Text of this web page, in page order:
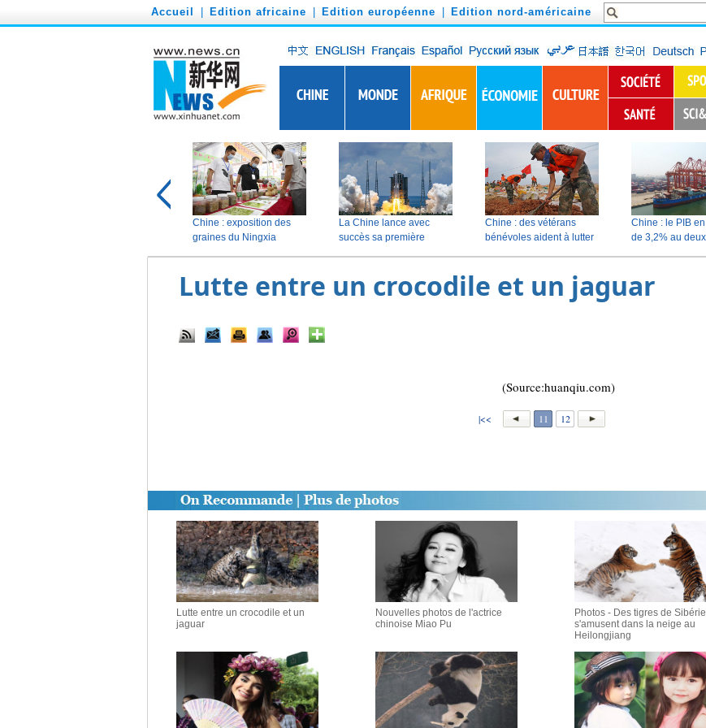
Accueil Edition africaine Edition européenne Edition nord-américaine
Lutte entre un crocodile et un jaguar
(Source:huanqiu.com)
|<< 11 12
Lutte entre un crocodile et un
jaguar
Nouvelles photos de l'actrice
chinoise Miao Pu
Photos - Des tigres de Sibérie
s'amusent dans la neige au
Heilongjiang